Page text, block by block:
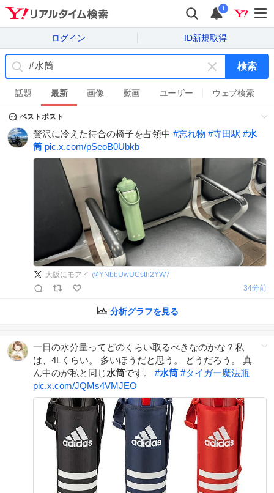
i
ログイン ID新規取得
キ
ー
ワ
ド
消
検索
話題 最新 画像 動画 ユーザー ウェブ検索
ベストポスト
贅沢に冷えた待合の椅子を占領中 #忘れ物 #寺田駅 #水
筒 pic.x.com/pSeoB0Ubkb
大阪にモアイ @YNbbUwUCsth2YW7
35分前
分析グラフを見る
一日の水分量ってどのくらい取るべきなのかな？私
は、4Lくらい。 多いほうだと思う。 どうだろう。 真
ん中のが私と同じ水筒です。 #水筒 #タイガー魔法瓶
pic.x.com/JQMs4VMJEO